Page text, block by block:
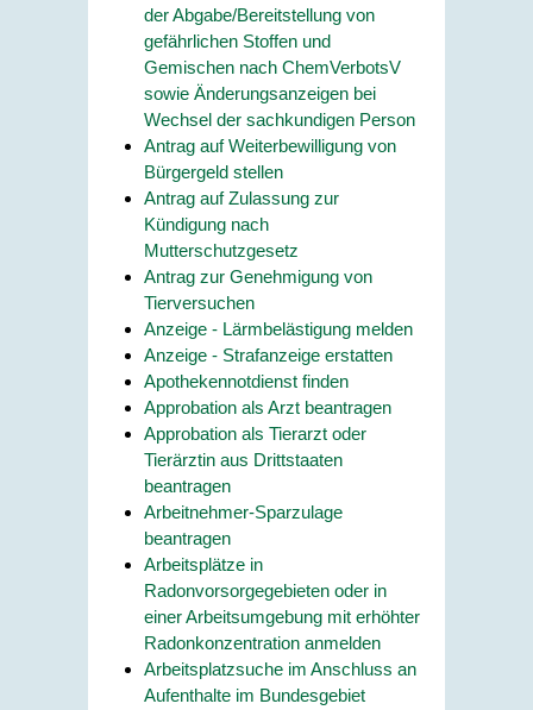
der Abgabe/Bereitstellung von
gefährlichen Stoffen und
Gemischen nach ChemVerbotsV
sowie Änderungsanzeigen bei
Wechsel der sachkundigen Person
Antrag auf Weiterbewilligung von
Bürgergeld stellen
Antrag auf Zulassung zur
Kündigung nach
Mutterschutzgesetz
Antrag zur Genehmigung von
Tierversuchen
Anzeige - Lärmbelästigung melden
Anzeige - Strafanzeige erstatten
Apothekennotdienst finden
Approbation als Arzt beantragen
Approbation als Tierarzt oder
Tierärztin aus Drittstaaten
beantragen
Arbeitnehmer-Sparzulage
beantragen
Arbeitsplätze in
Radonvorsorgegebieten oder in
einer Arbeitsumgebung mit erhöhter
Radonkonzentration anmelden
Arbeitsplatzsuche im Anschluss an
Aufenthalte im Bundesgebiet